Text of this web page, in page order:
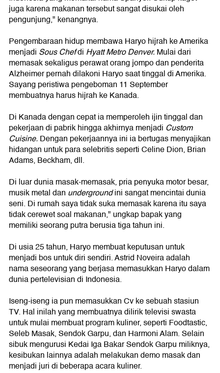
juga karena makanan tersebut sangat disukai oleh
pengunjung," kenangnya.
Pengembaraan hidup membawa Haryo hijrah ke Amerika
menjadi Sous Chefdi Hyatt Metro Denver.Mulai dari
memasak sekaligus perawat orang jompo dan penderita
Alzheimer pernah dilakoni Haryo saat tinggal di Amerika.
Sayang peristiwa pengeboman 11 September
membuatnya harus hijrah ke Kanada.
Di Kanada dengan cepat ia memperoleh ijin tinggal dan
pekerjaan di pabrik hingga akhirnya menjadi Custom
Cuisine.Dengan pekerjaannya ini ia bertugas menyajikan
hidangan untuk para selebritis seperti Celine Dion, Brian
Adams, Beckham, dll.
Di luar dunia masak-memasak, pria penyuka motor besar,
musik metal dan undergroundini sangat mencintai dunia
seni. Di rumah saya tidak suka memasak karena itu saya
tidak cerewet soal makanan," ungkap bapak yang
memiliki seorang putra berusia tiga tahun ini.
Di usia 25 tahun, Haryo membuat keputusan untuk
menjadi bos untuk diri sendiri. Astrid Noveira adalah
nama seseorang yang berjasa memasukkan Haryo dalam
dunia pertelevisian di Indonesia.
Iseng-iseng ia pun memasukkan Cv ke sebuah stasiun
TV. Hal inilah yang membuatnya dilirik televisi swasta
untuk mulai membuat program kuliner, seperti Foodtastic,
Seleb Masak, Sendok Garpu, dan Harmoni Alam. Selain
sibuk mengurusi Kedai Iga Bakar Sendok Garpu miliknya,
kesibukan lainnya adalah melakukan demo masak dan
menjadi juri di beberapa acara kuliner.